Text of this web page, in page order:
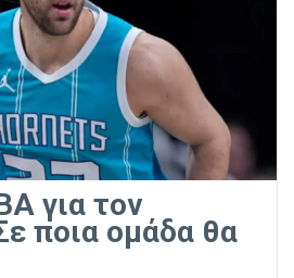
για τον
ποια ομάδα θα